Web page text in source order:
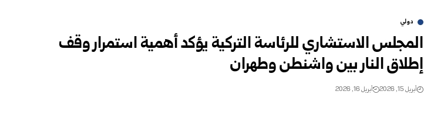
دولي
المجلس الاستشاري للرئاسة التركية يؤكد أهمية استمرار وقف
إطلاق النار بين واشنطن وطهران
أبريل 15, 2026 أبريل 16, 2026